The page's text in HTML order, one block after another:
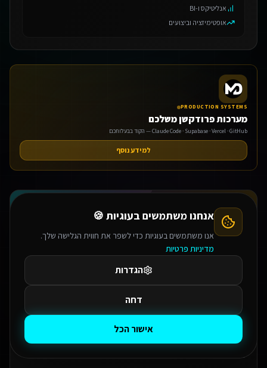
אנליטיקס ו-BI
אופטימיזציה וביצועים
PRODUCTION SYSTEMS
מערכות פרודקשן משלכם
Claude Code · Supabase · Vercel · GitHub — הקוד בבעלותכם
למידע נוסף
KC
קובי חן
Media Deal LTD
פלטפורמות טכנולוגיות מורכבות ומערכות SaaS בקנה מידה רחב.
מנועי AI מתקדמים, אינטגרציות API מורכבות ואוטומציה עסקית שמחליפה תהליכים
ידניים.
אנחנו משתמשים בעוגיות 🍪
אנו משתמשים בעוגיות כדי לשפר את חווית הגלישה שלך.
מדיניות פרטיות
הגדרות
דחה
אישור הכל